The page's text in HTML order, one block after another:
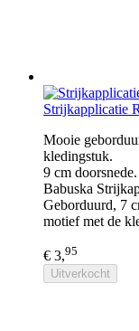
Strijkapplicatie
Mooie
kledingstuk.
9 cm doorsnede.
Babuska
Geborduurd, 7
motief met de
€ 3,95
Uitverkocht